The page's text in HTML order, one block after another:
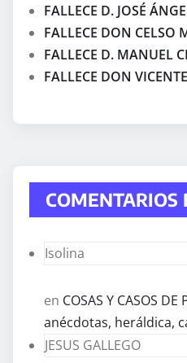
FALLECE D. JOSÉ
FALLECE DON CELSO
FALLECE D. MANUEL
FALLECE DON
COMENTARIOS
Isolina
en COSAS Y CASOS
anécdotas, heráldica,
JESUS GALLEGO